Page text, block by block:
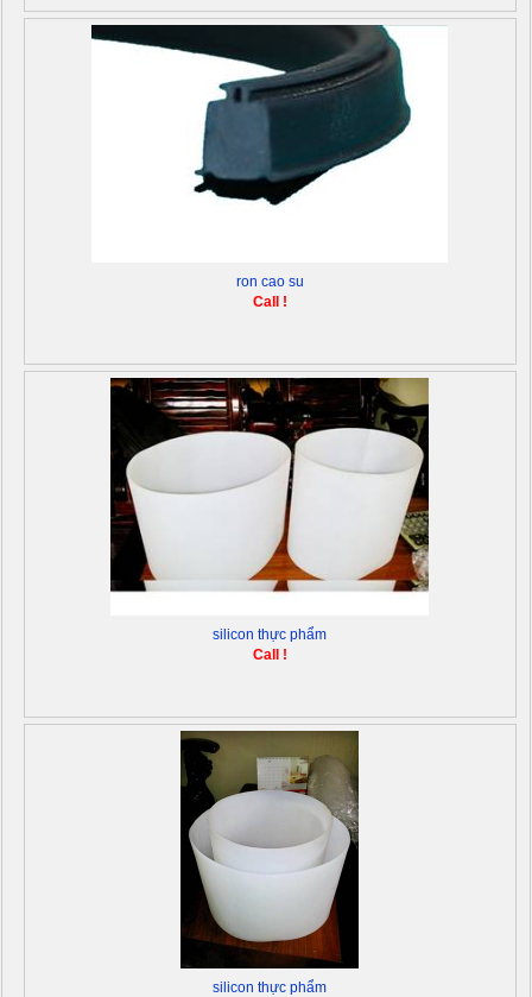
ron cao su
Call !
silicon thực phẩm
Call !
silicon thực phẩm